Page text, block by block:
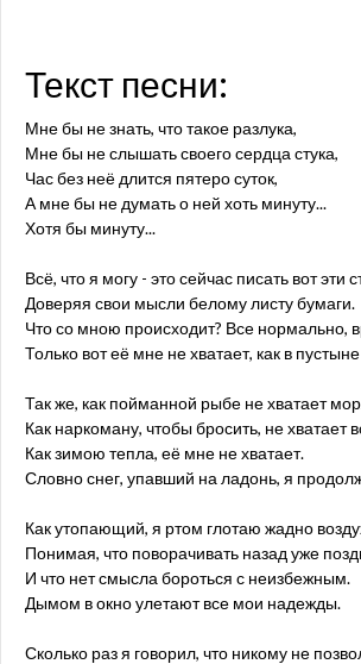
Текст песни:
Мне бы не знать, что такое разлука,
Мне бы не слышать своего сердца стука,
Час без неё длится пятеро суток,
А мне бы не думать о ней хоть минуту...
Хотя бы минуту...
Всё, что я могу - это сейчас писать вот эти
Доверяя свои мысли белому листу бумаги.
Что со мною происходит? Все нормально,
Только вот её мне не хватает, как в
Так же, как пойманной рыбе не хватает
Как наркоману, чтобы бросить, не хватает
Как зимою тепла, её мне не хватает.
Словно снег, упавший на ладонь, я
Как утопающий, я ртом глотаю жадно
Понимая, что поворачивать назад уже
И что нет смысла бороться с неизбежным.
Дымом в окно улетают все мои надежды.
Сколько раз я говорил, что никому не